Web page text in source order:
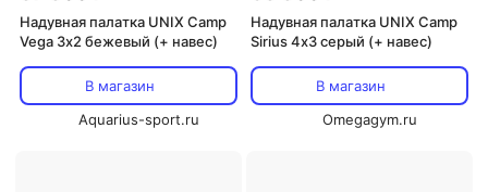
Надувная палатка UNIX Camp
Vega 3х2 бежевый (+ навес)
В магазин
Aquarius-sport.ru
Надувная палатка UNIX Camp
Sirius 4х3 серый (+ навес)
В магазин
Omegagym.ru